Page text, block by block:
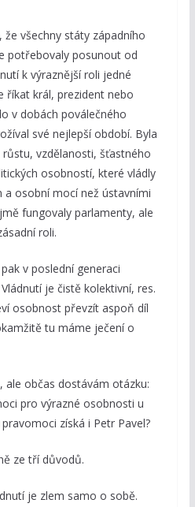
všechny státy západního
potřebovaly posunout od
k výraznější roli jedné
říkat král, prezident nebo
v dobách poválečného
své nejlepší období. Byla
vzdělanosti, šťastného
osobností, které vládly
a osobní mocí než ústavními
fungovaly parlamenty, ale
roli.
v poslední generaci
je čistě kolektivní, res.
osobnost převzít aspoň díl
tu máme ječení o
občas dostávám otázku:
pro výrazné osobnosti u
získá i Petr Pavel?
ze tří důvodů.
je zlem samo o sobě.